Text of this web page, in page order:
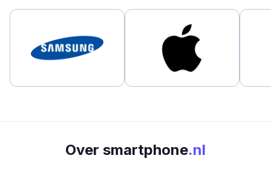
Over smartphone.nl